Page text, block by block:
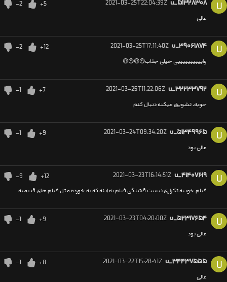
U u_۵۱۳۲۸۳۰۸ 2021-03-25T22:04:39Z
+5
-2
عالی
U u_۳۹۰۶۱۸۷۴ 2021-03-25T17:11:40Z
+12
-2
واییییییییییی خیلی جذاب😍😍😍😍
U u_۳۲۲۳۳۷۹۲ 2021-03-25T11:22:06Z
+7
-1
خوبه، تشویق میکنه دنبال کنم
U u_۵۱۳۴۹۹۶۵ 2021-03-24T09:34:20Z
+9
-1
عالی بود
U u_۴۱۴۰۷۶۱۹ 2021-03-23T16:14:51Z
+12
-9
فیلم خوبیه تکراری نیست قشنگی فیلم به اینه که یه خورده مثل فیلم های قدیمیه
U u_۵۲۳۱۷۶۵۴ 2021-03-23T04:20:00Z
+9
-1
عالی بود
U u_۳۴۴۳۷۵۵۵ 2021-03-22T15:28:41Z
+8
-1
عالی